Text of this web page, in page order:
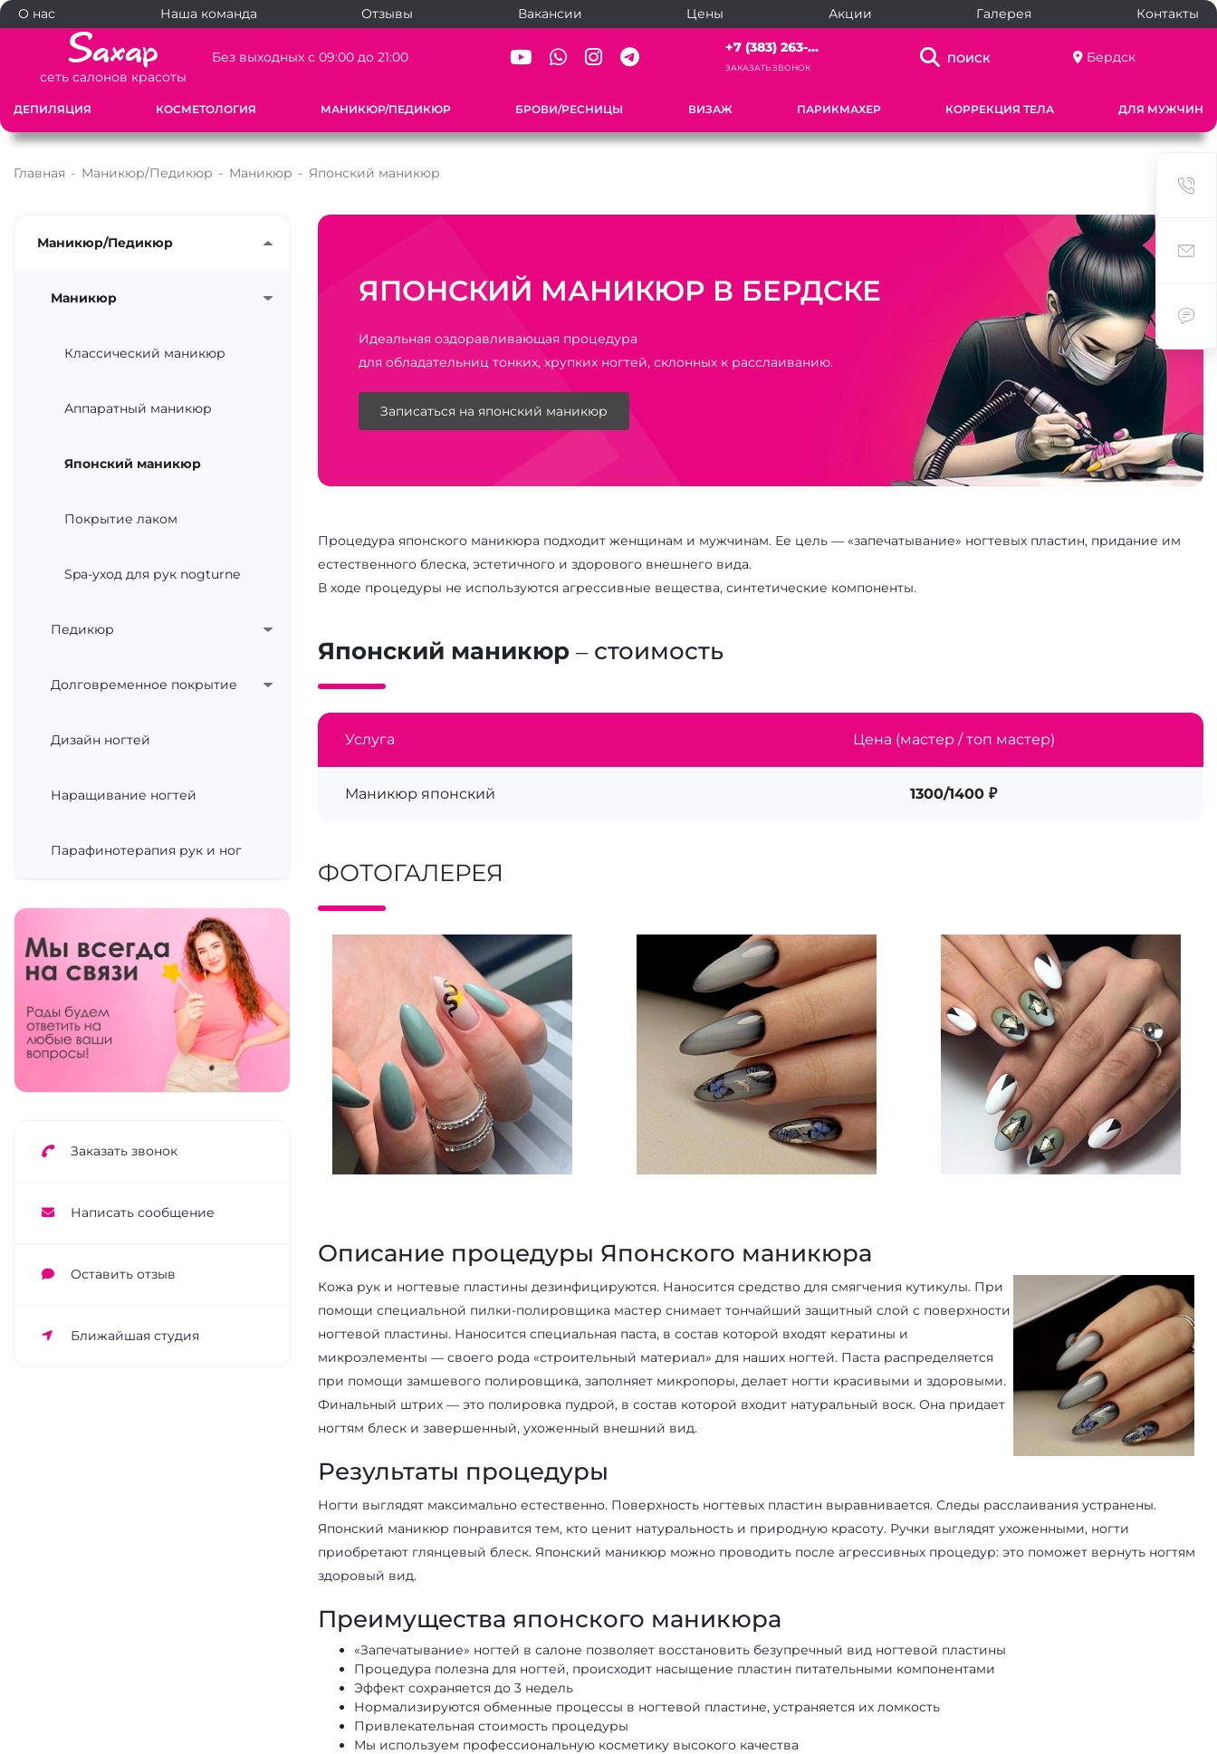
О нас Наша команда Отзывы Вакансии Цены Акции Галерея Контакты
сеть салонов красоты
Без выходных с 09:00 до 21:00
+7 (383) 263-...
ЗАКАЗАТЬ ЗВОНОК
ПОИСК Бердск
ДЕПИЛЯЦИЯ КОСМЕТОЛОГИЯ МАНИКЮР/ПЕДИКЮР БРОВИ/РЕСНИЦЫ ВИЗАЖ ПАРИКМАХЕР КОРРЕКЦИЯ ТЕЛА ДЛЯ МУЖЧИН
Главная - Маникюр/Педикюр - Маникюр - Японский маникюр
Маникюр/Педикюр
Маникюр
Классический маникюр
Аппаратный маникюр
Японский маникюр
Покрытие лаком
Spa-уход для рук nogturne
Педикюр
Долговременное покрытие
Дизайн ногтей
Наращивание ногтей
Парафинотерапия рук и ног
Заказать звонок
Написать сообщение
Оставить отзыв
Ближайшая студия
ЯПОНСКИЙ МАНИКЮР В БЕРДСКЕ
Идеальная оздоравливающая процедура
для обладательниц тонких, хрупких ногтей, склонных к расслаиванию.
Записаться на японский маникюр
Процедура японского маникюра подходит женщинам и мужчинам. Ее цель — «запечатывание» ногтевых пластин, придание им
естественного блеска, эстетичного и здорового внешнего вида.
В ходе процедуры не используются агрессивные вещества, синтетические компоненты.
Японский маникюр – стоимость
Услуга Цена (мастер / топ мастер)
Маникюр японский 1300/1400 ₽
ФОТОГАЛЕРЕЯ
Описание процедуры Японского маникюра
Кожа рук и ногтевые пластины дезинфицируются. Наносится средство для смягчения кутикулы. При
помощи специальной пилки-полировщика мастер снимает тончайший защитный слой с поверхности
ногтевой пластины. Наносится специальная паста, в состав которой входят кератины и
микроэлементы — своего рода «строительный материал» для наших ногтей. Паста распределяется
при помощи замшевого полировщика, заполняет микропоры, делает ногти красивыми и здоровыми.
Финальный штрих — это полировка пудрой, в состав которой входит натуральный воск. Она придает
ногтям блеск и завершенный, ухоженный внешний вид.
Результаты процедуры
Ногти выглядят максимально естественно. Поверхность ногтевых пластин выравнивается. Следы расслаивания устранены.
Японский маникюр понравится тем, кто ценит натуральность и природную красоту. Ручки выглядят ухоженными, ногти
приобретают глянцевый блеск. Японский маникюр можно проводить после агрессивных процедур: это поможет вернуть ногтям
здоровый вид.
Преимущества японского маникюра
«Запечатывание» ногтей в салоне позволяет восстановить безупречный вид ногтевой пластины
Процедура полезна для ногтей, происходит насыщение пластин питательными компонентами
Эффект сохраняется до 3 недель
Нормализируются обменные процессы в ногтевой пластине, устраняется их ломкость
Привлекательная стоимость процедуры
Мы используем профессиональную косметику высокого качества